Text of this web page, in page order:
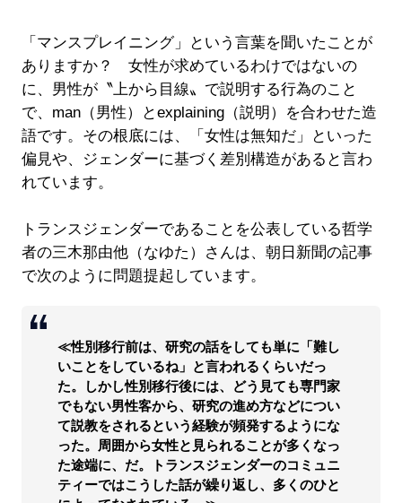
「マンスプレイニング」という言葉を聞いたことが
ありますか？ 女性が求めているわけではないの
に、男性が〝上から目線〟で説明する行為のこと
で、man（男性）とexplaining（説明）を合わせた造
語です。その根底には、「女性は無知だ」といった
偏見や、ジェンダーに基づく差別構造があると言わ
れています。
トランスジェンダーであることを公表している哲学
者の三木那由他（なゆた）さんは、朝日新聞の記事
で次のように問題提起しています。
≪性別移行前は、研究の話をしても単に「難し
いことをしているね」と言われるくらいだっ
た。しかし性別移行後には、どう見ても専門家
でもない男性客から、研究の進め方などについ
て説教をされるという経験が頻発するようにな
った。周囲から女性と見られることが多くなっ
た途端に、だ。トランスジェンダーのコミュニ
ティーではこうした話が繰り返し、多くのひと